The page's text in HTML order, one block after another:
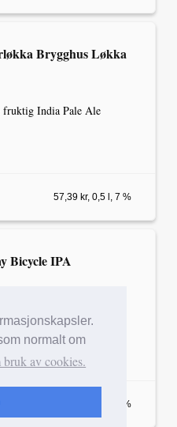
normalt om
bruk av cookies.
Brygghus Løkka
fruktig India Pale Ale
57,39 kr, 0,5 l, 7 %
Bicycle IPA
IPA med fruktige
37,94 kr, 0,33 l, 4,1%